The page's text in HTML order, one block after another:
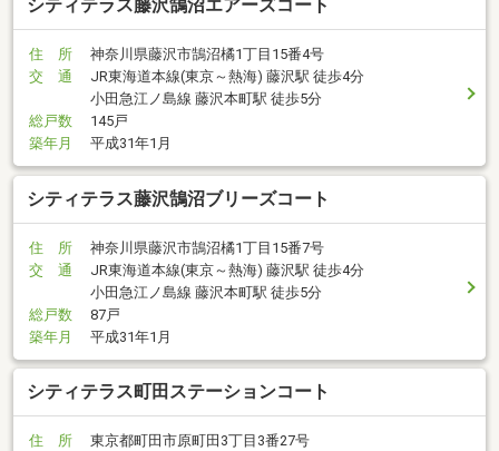
シティテラス藤沢鵠沼エアーズコート
住 所
神奈川県藤沢市鵠沼橘1丁目15番4号
交 通
JR東海道本線(東京～熱海) 藤沢駅 徒歩4分
小田急江ノ島線 藤沢本町駅 徒歩5分
総戸数
145戸
築年月
平成31年1月
シティテラス藤沢鵠沼ブリーズコート
住 所
神奈川県藤沢市鵠沼橘1丁目15番7号
交 通
JR東海道本線(東京～熱海) 藤沢駅 徒歩4分
小田急江ノ島線 藤沢本町駅 徒歩5分
総戸数
87戸
築年月
平成31年1月
シティテラス町田ステーションコート
住 所
東京都町田市原町田3丁目3番27号